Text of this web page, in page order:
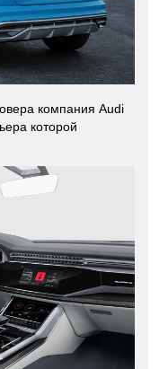
компания Audi
которой